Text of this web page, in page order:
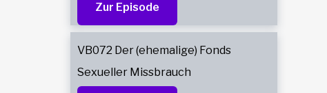
Zur Episode
VB072 Der (ehemalige) Fonds
Sexueller Missbrauch